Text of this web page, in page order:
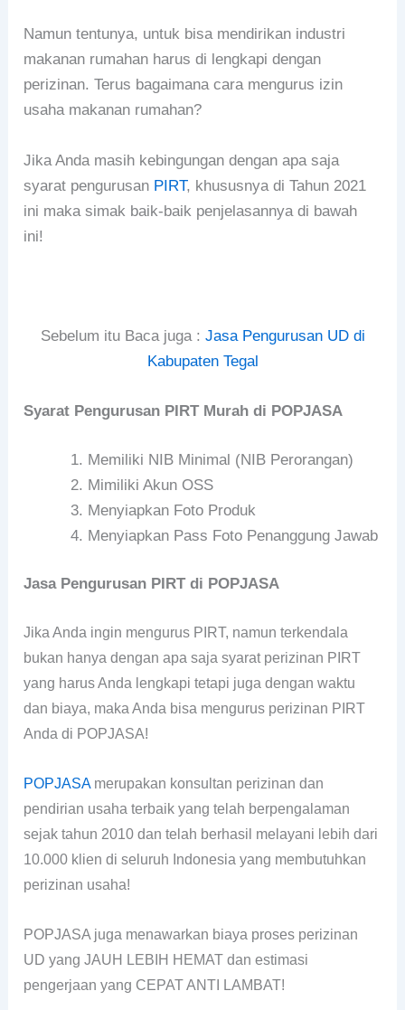
Namun tentunya, untuk bisa mendirikan industri
makanan rumahan harus di lengkapi dengan
perizinan. Terus bagaimana cara mengurus izin
usaha makanan rumahan?
Jika Anda masih kebingungan dengan apa saja
syarat pengurusan PIRT, khususnya di Tahun 2021
ini maka simak baik-baik penjelasannya di bawah
ini!
Sebelum itu Baca juga : Jasa Pengurusan UD di
Kabupaten Tegal
Syarat Pengurusan PIRT Murah di POPJASA
Memiliki NIB Minimal (NIB Perorangan)
Mimiliki Akun OSS
Menyiapkan Foto Produk
Menyiapkan Pass Foto Penanggung Jawab
Jasa Pengurusan PIRT di POPJASA
Jika Anda ingin mengurus PIRT, namun terkendala
bukan hanya dengan apa saja syarat perizinan PIRT
yang harus Anda lengkapi tetapi juga dengan waktu
dan biaya, maka Anda bisa mengurus perizinan PIRT
Anda di POPJASA!
POPJASAmerupakan konsultan perizinan dan
pendirian usaha terbaik yang telah berpengalaman
sejak tahun 2010 dan telah berhasil melayani lebih dari
10.000 klien di seluruh Indonesia yang membutuhkan
perizinan usaha!
POPJASA juga menawarkan biaya proses perizinan
UD yang JAUH LEBIH HEMAT dan estimasi
pengerjaan yang CEPAT ANTI LAMBAT!